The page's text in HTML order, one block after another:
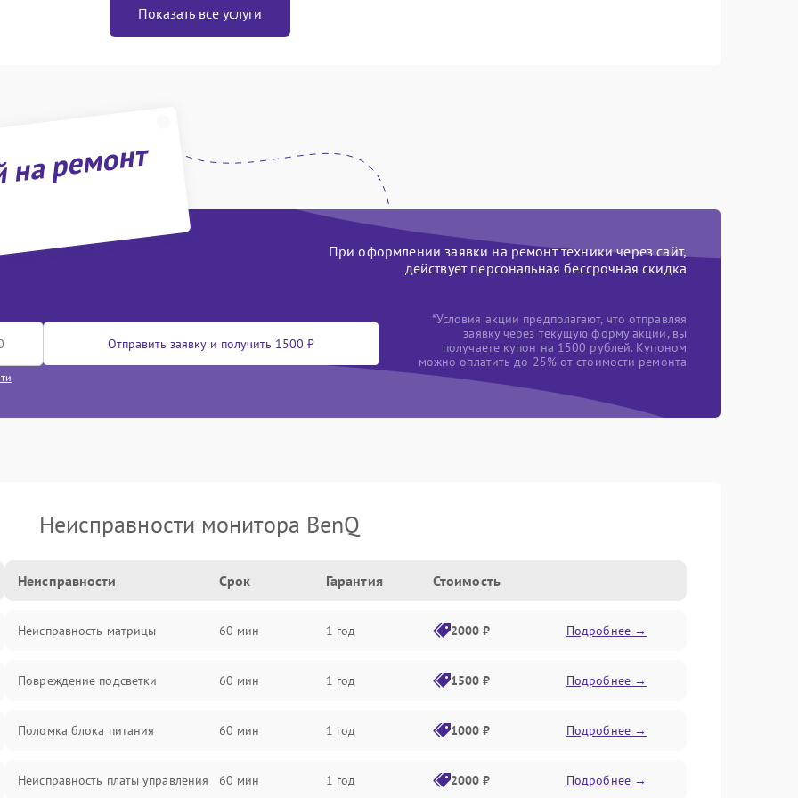
Показать все услуги
ремонт
При оформлении заявки на ремонт техники через сайт,
действует персональная бессрочная скидка
Отправить заявку и получить 1500 ₽
*Условия акции предполагают, что отправляя
заявку через текущую форму акции, вы
получаете купон на 1500 рублей. Купоном
можно оплатить до 25% от стоимости ремонта
Неисправности монитора BenQ
Неисправности Срок Гарантия Стоимость
Неисправность матрицы 60 мин 1 год 2000 ₽ Подробнее →
Повреждение подсветки 60 мин 1 год 1500 ₽ Подробнее →
Поломка блока питания 60 мин 1 год 1000 ₽ Подробнее →
Неисправность платы управления 60 мин 1 год 2000 ₽ Подробнее →